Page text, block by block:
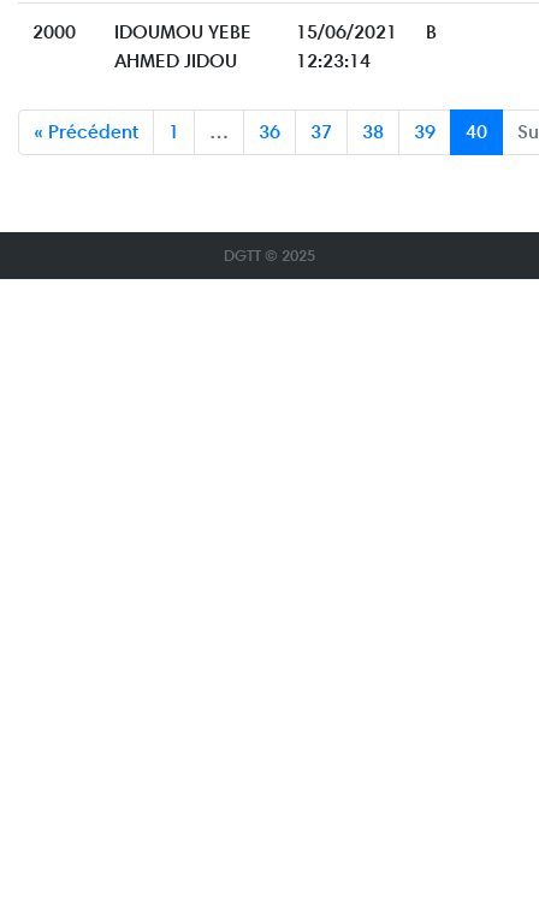
2000
IDOUMOU YEBE
AHMED JIDOU
15/06/2021
12:23:14
B
« Précédent 1 … 36 37 38 39 40
DGTT © 2025